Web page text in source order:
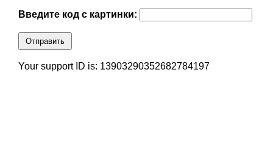
Введите код с картинки:
Отправить
Your support ID is: 13903290352682784197